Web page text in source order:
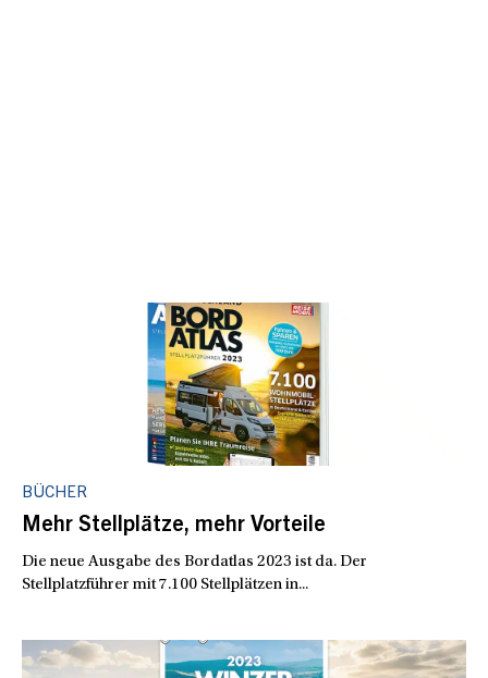
BÜCHER
Mehr Stellplätze, mehr Vorteile
Die neue Ausgabe des Bordatlas 2023 ist da. Der
Stellplatzführer mit 7.100 Stellplätzen in...